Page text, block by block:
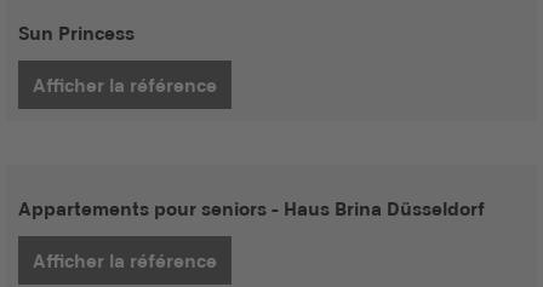
Sun Princess
Afficher la référence
Appartements pour seniors - Haus Brina Düsseldorf
Afficher la référence